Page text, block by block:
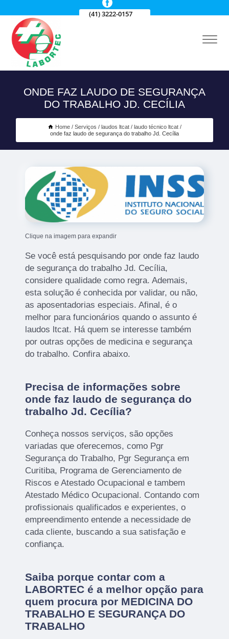
(41) 3222-0157
ONDE FAZ LAUDO DE SEGURANÇA
DO TRABALHO JD. CECÍLIA
Home Serviços laudos ltcat
laudo técnico ltcat
onde faz laudo de segurança do trabalho Jd. Cecília
Clique na imagem para expandir
Se você está pesquisando por onde faz laudo
de segurança do trabalho Jd. Cecília,
considere qualidade como regra. Ademais,
esta solução é conhecida por validar, ou não,
as aposentadorias especiais. Afinal, é o
melhor para funcionários quando o assunto é
laudos ltcat. Há quem se interesse também
por outras opções de medicina e segurança
do trabalho. Confira abaixo.
Precisa de informações sobre
onde faz laudo de segurança do
trabalho Jd. Cecília?
Conheça nossos serviços, são opções
variadas que oferecemos, como Pgr
Segurança do Trabalho, Pgr Segurança em
Curitiba, Programa de Gerenciamento de
Riscos e Atestado Ocupacional e tambem
Atestado Médico Ocupacional. Contando com
profissionais qualificados e experientes, o
empreendimento entende a necessidade de
cada cliente, buscando a sua satisfação e
confiança.
Saiba porque contar com a
LABORTEC é a melhor opção para
quem procura por MEDICINA DO
TRABALHO E SEGURANÇA DO
TRABALHO